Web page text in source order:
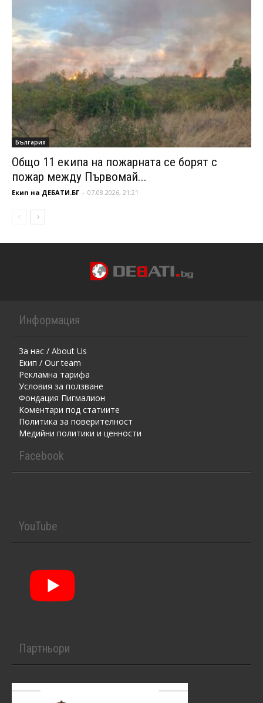
България
Общо 11 екипа на пожарната се борят с
пожар между Първомай...
Екип на ДЕБАТИ.БГ - 07.08.2026, 21:21
Информация
За нас / About Us
Екип / Our team
Рекламна тарифа
Условия за ползване
Фондация Пигмалион
Kоментaри под статиите
Политика за поверителност
Медийни политики и ценности
Facebook
YouTube
Партньори